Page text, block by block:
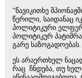
"წავიკითხე
წერილი, საიდანაც
პოლიტიკური
პოლიტიკურ
გარე საზოგადოებას.
ეს არაერთხელ
რაც ჩნდება, თუ